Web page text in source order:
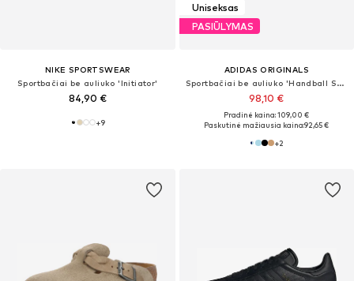
NIKE SPORTSWEAR
Sportbačiai be auliuko 'Initiator'
84,90 €
+9
Uniseksas
PASIŪLYMAS
ADIDAS ORIGINALS
Sportbačiai be auliuko 'Handball Spezial'
98,10 €
Pradinė kaina: 109,00 €
Paskutinė mažiausia kaina:92,65 €
+2